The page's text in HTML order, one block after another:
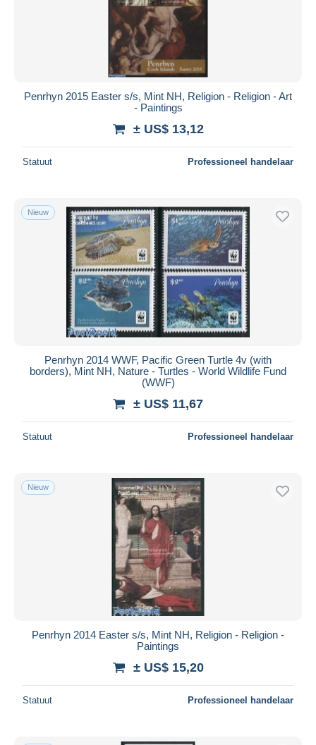
Penrhyn 2015 Easter s/s, Mint NH, Religion - Religion - Art
- Paintings
± US$ 13,12
Statuut Professioneel handelaar
Nieuw
Penrhyn 2014 WWF, Pacific Green Turtle 4v (with
borders), Mint NH, Nature - Turtles - World Wildlife Fund
(WWF)
± US$ 11,67
Statuut Professioneel handelaar
Nieuw
Penrhyn 2014 Easter s/s, Mint NH, Religion - Religion -
Paintings
± US$ 15,20
Statuut Professioneel handelaar